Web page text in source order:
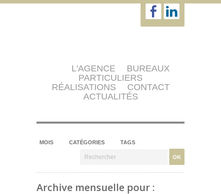
L'AGENCE
BUREAUX
PARTICULIERS
RÉALISATIONS
CONTACT
ACTUALITÉS
MOIS CATÉGORIES TAGS
Archive mensuelle pour :